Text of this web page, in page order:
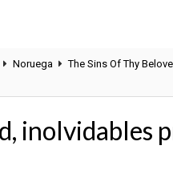
Noruega The Sins Of Thy
inolvidables